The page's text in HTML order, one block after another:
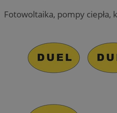
Fotowoltaika, pompy ciepła,